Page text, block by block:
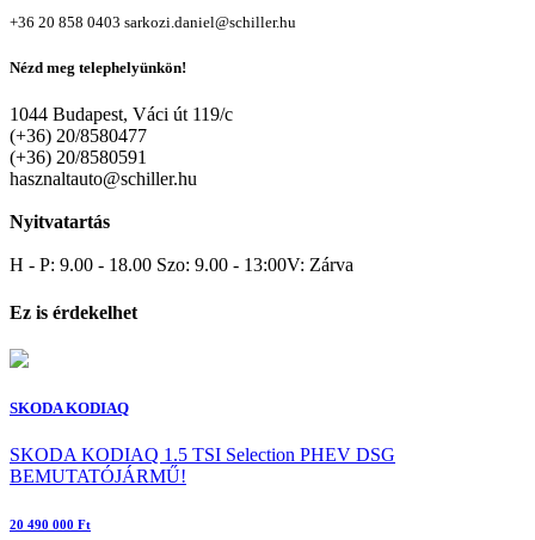
+36 20 858 0403 sarkozi.daniel@schiller.hu
Nézd meg telephelyünkön!
1044 Budapest, Váci út 119/c
(+36) 20/8580477
(+36) 20/8580591
hasznaltauto@schiller.hu
Nyitvatartás
H - P: 9.00 - 18.00 Szo: 9.00 - 13:00V: Zárva
Ez is érdekelhet
SKODA KODIAQ
SKODA KODIAQ 1.5 TSI Selection PHEV DSG
BEMUTATÓJÁRMŰ!
20 490 000 Ft